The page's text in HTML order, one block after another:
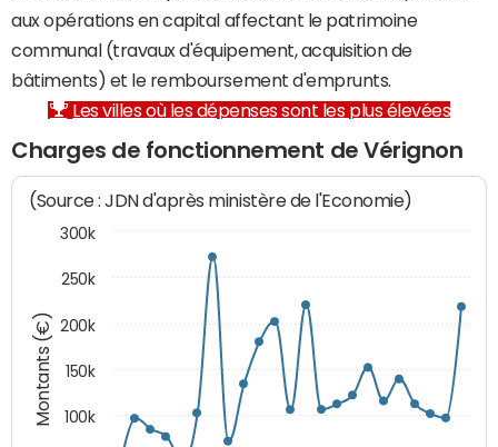
aux opérations en capital affectant le patrimoine
communal (travaux d'équipement, acquisition de
bâtiments) et le remboursement d'emprunts.
Les villes où les dépenses sont les plus élevées
Charges de fonctionnement de Vérignon
Montants (€)
(Source : JDN d'après ministère de l'Economie)
100k
150k
200k
250k
300k